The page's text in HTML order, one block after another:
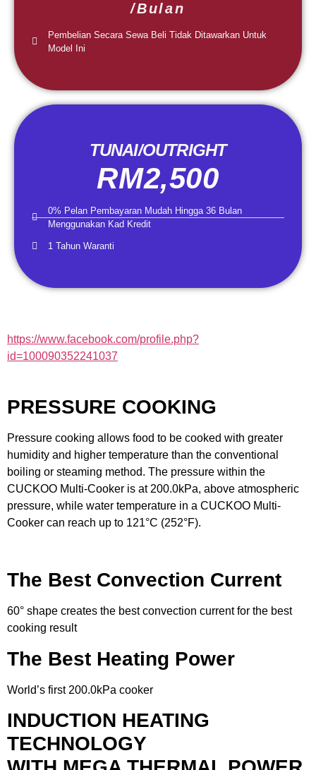
/Bulan
Pembelian Secara Sewa Beli Tidak Ditawarkan Untuk
Model Ini
TUNAI/OUTRIGHT
RM2,500
0% Pelan Pembayaran Mudah Hingga 36 Bulan
Menggunakan Kad Kredit
1 Tahun Waranti
https://www.facebook.com/profile.php?
id=100090352241037
PRESSURE COOKING
Pressure cooking allows food to be cooked with greater
humidity and higher temperature than the conventional
boiling or steaming method. The pressure within the
CUCKOO Multi-Cooker is at 200.0kPa, above atmospheric
pressure, while water temperature in a CUCKOO Multi-
Cooker can reach up to 121°C (252°F).
The Best Convection Current
60° shape creates the best convection current for the best
cooking result
The Best Heating Power
World’s first 200.0kPa cooker
INDUCTION HEATING
TECHNOLOGY